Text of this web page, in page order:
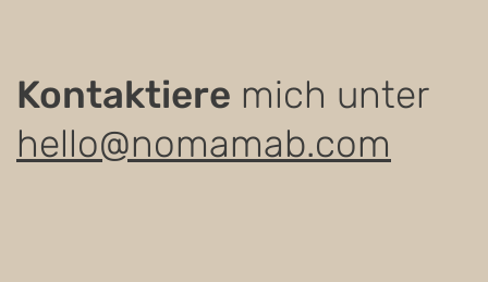
Kontaktiere mich unter
hello@nomamab.com